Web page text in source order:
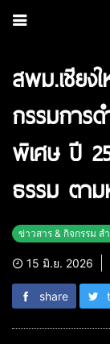
สพม.เชียง
กรรมการ
พิเศษ ปี
ธรรม ตา
ข่าวสาร & กิจกรรม
15 มิ.ย. 2026
share